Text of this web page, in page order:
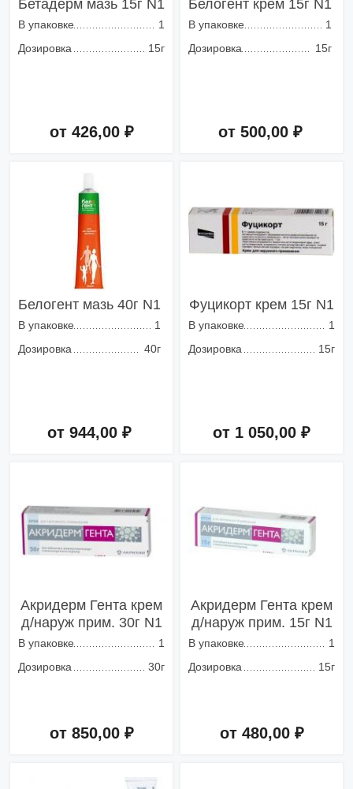
Бетадерм мазь 15г N1
В упаковке
1
Дозировка
15г
от 426,00 ₽
Белогент крем 15г N1
В упаковке
1
Дозировка
15г
от 500,00 ₽
Белогент мазь 40г N1
В упаковке
1
Дозировка
40г
от 944,00 ₽
Фуцикорт крем 15г N1
В упаковке
1
Дозировка
15г
от 1 050,00 ₽
Акридерм Гента крем
д/наруж прим. 30г N1
В упаковке
1
Дозировка
30г
от 850,00 ₽
Акридерм Гента крем
д/наруж прим. 15г N1
В упаковке
1
Дозировка
15г
от 480,00 ₽